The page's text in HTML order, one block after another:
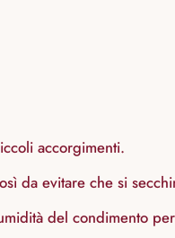
accorgimenti.
da evitare che si
del condimento